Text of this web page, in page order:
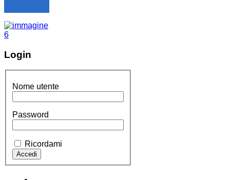
Login
Nome utente
Password
Ricordami